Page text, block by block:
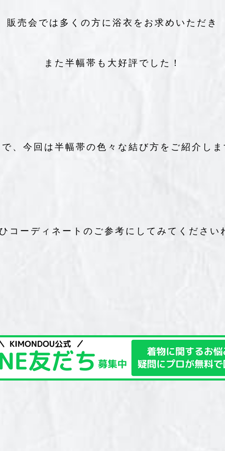
販売会では多くの方に浴衣をお求めいただき
また半幅帯も大好評でした！
、今回は半幅帯の色々な結び方をご紹介し
コーディネートのご参考にしてみてください